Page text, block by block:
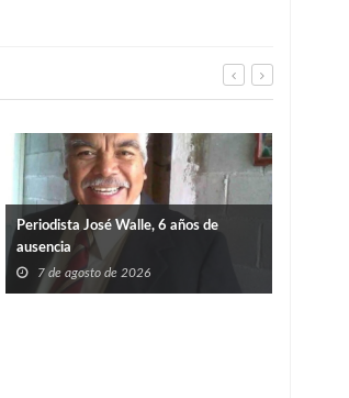
Periodista José Walle, 6 años de
ausencia
7 de agosto de 2026